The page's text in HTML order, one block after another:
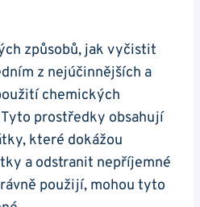
způsobů, jak vyčistit
z‍ nejúčinnějších a
chemických⁣
prostředky obsahují
které dokážou
a odstranit nepříjemné
použijí, mohou tyto